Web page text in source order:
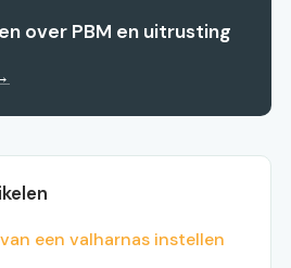
over PBM en uitrusting
een valharnas instellen